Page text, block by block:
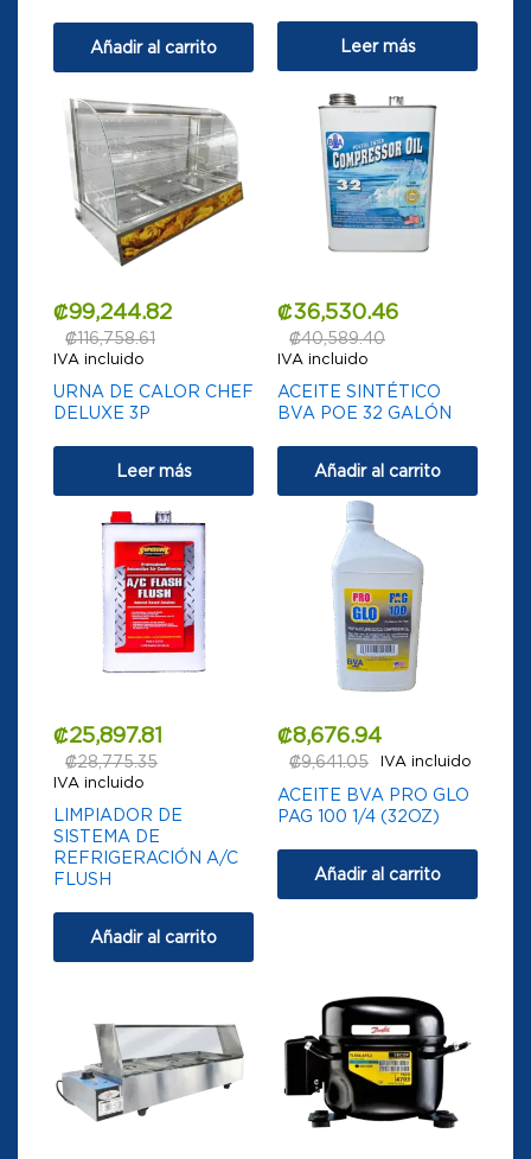
Añadir al carrito Leer más
₡99,244.82
₡116,758.61
IVA incluido
URNA DE CALOR CHEF
DELUXE 3P
Leer más
₡36,530.46
₡40,589.40
IVA incluido
ACEITE SINTÉTICO
BVA POE 32 GALÓN
Añadir al carrito
₡25,897.81
₡28,775.35
IVA incluido
LIMPIADOR DE
SISTEMA DE
REFRIGERACIÓN A/C
FLUSH
Añadir al carrito
₡8,676.94
₡9,641.05 IVA incluido
ACEITE BVA PRO GLO
PAG 100 1/4 (32OZ)
Añadir al carrito